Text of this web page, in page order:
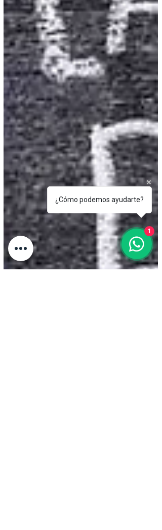
¿Cómo podemos ayudarte?
1